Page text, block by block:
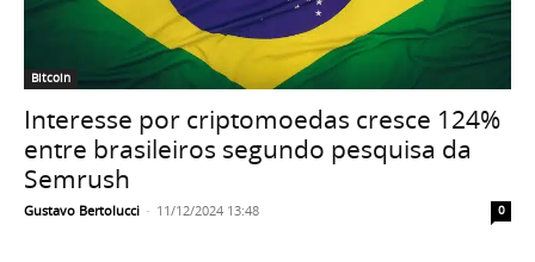
Bitcoin
Interesse por criptomoedas cresce 124%
entre brasileiros segundo pesquisa da
Semrush
Gustavo Bertolucci - 11/12/2024 13:48 0